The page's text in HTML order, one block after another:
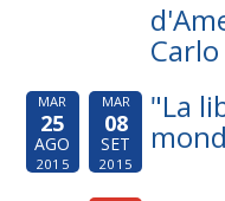
Carlo
MAR
25
AGO
2015
MAR
08
SET
2015
"La